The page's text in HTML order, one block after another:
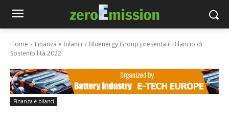
Home Finanza e bilanci
Bluenergy Group presenta il Bilancio di
Sostenibilità 2022
Finanza e bilanci